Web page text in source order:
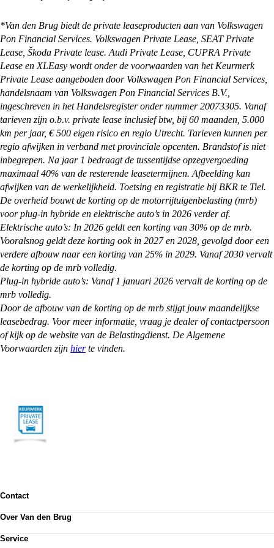
bij je thuis. Alles waar je rekening mee moet
houden en wat je zelf nog moet regelen, kun je
vinden op onzepagina met afleverinformatie.
zaterdag. De exacte openingstijden van de
vestiging je wilt bezoeken vind je op:
https://vandenbrug.nl/vestigingen
*Van den Brug biedt de private leaseproducten aan van Volkswagen
Pon Financial Services. Volkswagen Private Lease, SEAT Private
Lease, Škoda Private lease. Audi Private Lease, CUPRA Private
Lease en XLEasy wordt onder de voorwaarden van het Keurmerk
Private Lease aangeboden door Volkswagen Pon Financial Services,
handelsnaam van Volkswagen Pon Financial Services B.V.,
ingeschreven in het Handelsregister onder nummer 20073305. Vanaf
tarieven zijn o.b.v. private lease inclusief btw, bij 60 maanden, 5.000
km per jaar, € 500 eigen risico en regio Utrecht. Tarieven kunnen per
regio afwijken in verband met provinciale opcenten. Brandstof is niet
inbegrepen. Na jaar 1 bedraagt de tussentijdse opzegvergoeding
maximaal 40% van de resterende leasetermijnen. Afbeelding kan
afwijken van de werkelijkheid. Toetsing en registratie bij BKR te Tiel.
De overheid bouwt de korting op de motorrijtuigenbelasting (mrb)
voor plug-in hybride en elektrische auto’s in 2026 verder af.
Elektrische auto’s: In 2026 geldt een korting van 30% op de mrb.
Vooralsnog geldt deze korting ook in 2027 en 2028, gevolgd door een
verdere afbouw naar een korting van 25% in 2029. Vanaf 2030 vervalt
de korting op de mrb volledig.
Plug-in hybride auto’s: Vanaf 1 januari 2026 vervalt de korting op de
mrb volledig.
Door de afbouw van de korting op de mrb stijgt jouw maandelijkse
leasebedrag. Voor meer informatie, vraag je dealer of contactpersoon
of kijk op de website van de Belastingdienst. De Algemene
Voorwaarden zijn hierte vinden.
Contact
Vestigingen
Van den Brug account
Over Van den Brug
Over Van den Brug
Service